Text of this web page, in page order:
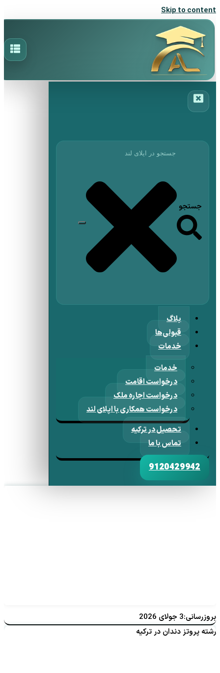
Skip to content
جستجو
بلاگ
قبولی‌ها
خدمات
خدمات
درخواست اقامت
درخواست اجاره ملک
درخواست همکاری با اپلای لند
تحصیل در ترکیه
تماس با ما
9120429942
بروزرسانی:3 جولای 2026
رشته پروتز دندان در ترکیه